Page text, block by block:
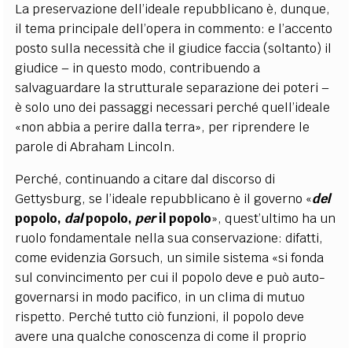
La preservazione dell’ideale repubblicano è, dunque,
il tema principale dell’opera in commento: e l’accento
posto sulla necessità che il giudice faccia (soltanto) il
giudice – in questo modo, contribuendo a
salvaguardare la strutturale separazione dei poteri –
è solo uno dei passaggi necessari perché quell’ideale
«non abbia a perire dalla terra», per riprendere le
parole di Abraham Lincoln.
Perché, continuando a citare dal discorso di
Gettysburg, se l’ideale repubblicano è il governo «del
popolo, dalpopolo,peril popolo», quest’ultimo ha un
ruolo fondamentale nella sua conservazione: difatti,
come evidenzia Gorsuch, un simile sistema «si fonda
sul convincimento per cui il popolo deve e può auto-
governarsi in modo pacifico, in un clima di mutuo
rispetto. Perché tutto ciò funzioni, il popolo deve
avere una qualche conoscenza di come il proprio